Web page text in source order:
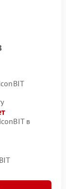
в